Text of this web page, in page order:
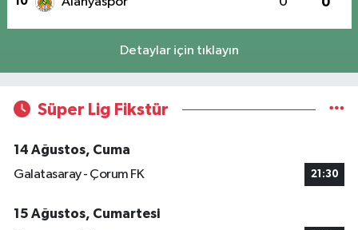
Detaylar için tıklayın
Süper Lig Fikstür
14 Ağustos, Cuma
Galatasaray - Çorum FK
21:30
15 Ağustos, Cumartesi